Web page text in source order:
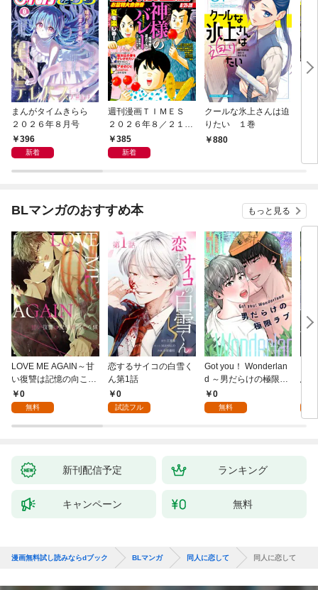
まんがタイムきらら
２０２６年８月号
396
新着
週刊漫画ＴＩＭＥＳ
２０２６年８／２１・
２８合併号
385
新着
クールな氷上さんは迫
りたい １巻
880
BLマンガのおすすめ本 もっと見る
LOVE ME AGAIN～甘
い復讐は記憶の向こう
側～(1)
0
無料
恋するサイコの白雪く
ん第1話
0
試読フル
Got you！ Wonderlan
d ～男だらけの極限ラ
ブ～(1)
0
無料
鳥
新刊配信予定 ランキング
キャンペーン 無料
漫画無料試し読みならdブック BLマンガ 同人に恋して 同人に恋して